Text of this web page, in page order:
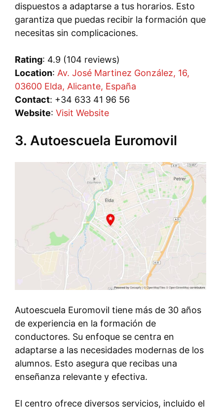
dispuestos a adaptarse a tus horarios. Esto
garantiza que puedas recibir la formación que
necesitas sin complicaciones.
Rating: 4.9 (104 reviews)
Location: Av. José Martinez González, 16,
03600 Elda, Alicante, España
Contact: +34 633 41 96 56
Website: Visit Website
3. Autoescuela Euromovil
Autoescuela Euromovil tiene más de 30 años
de experiencia en la formación de
conductores. Su enfoque se centra en
adaptarse a las necesidades modernas de los
alumnos. Esto asegura que recibas una
enseñanza relevante y efectiva.
El centro ofrece diversos servicios, incluido el